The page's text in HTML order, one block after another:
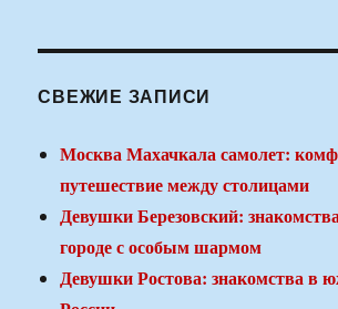
СВЕЖИЕ ЗАПИСИ
Москва Махачкала самолет:
путешествие между столицами
Девушки Березовский:
городе с особым шармом
Девушки Ростова: знакомства в